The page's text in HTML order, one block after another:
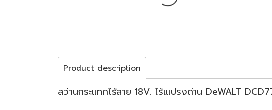
Product description
สว่านกระแทกไร้สาย 18V. ไร้เแปรงถ่าน DeWALT